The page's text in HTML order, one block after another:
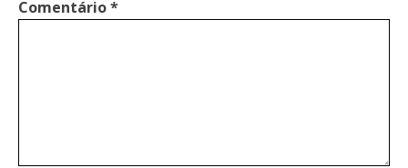
Comentário*